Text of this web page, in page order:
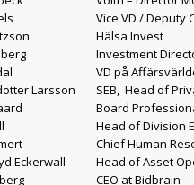
Vice VD / Deputy
Hälsa Invest
Investment
VD på
Larsson
SEB, Head of
Board
Head of Division
Chief Human
Eckerwall
Head of Asset
CEO at Bidbrain